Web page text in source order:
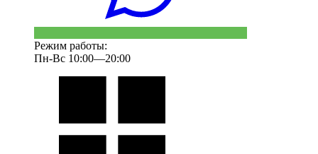
Режим работы:
Пн-Вс 10:00—20:00